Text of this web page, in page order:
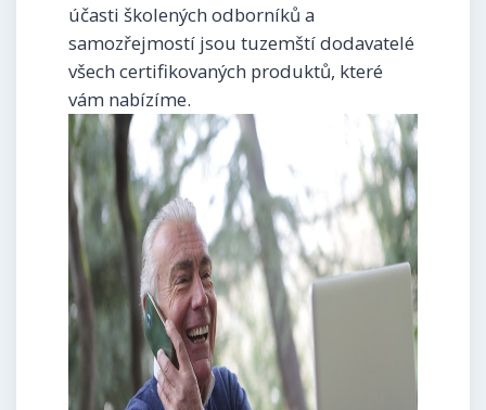
účasti školených odborníků a
samozřejmostí jsou tuzemští dodavatelé
všech certifikovaných produktů, které
vám nabízíme.